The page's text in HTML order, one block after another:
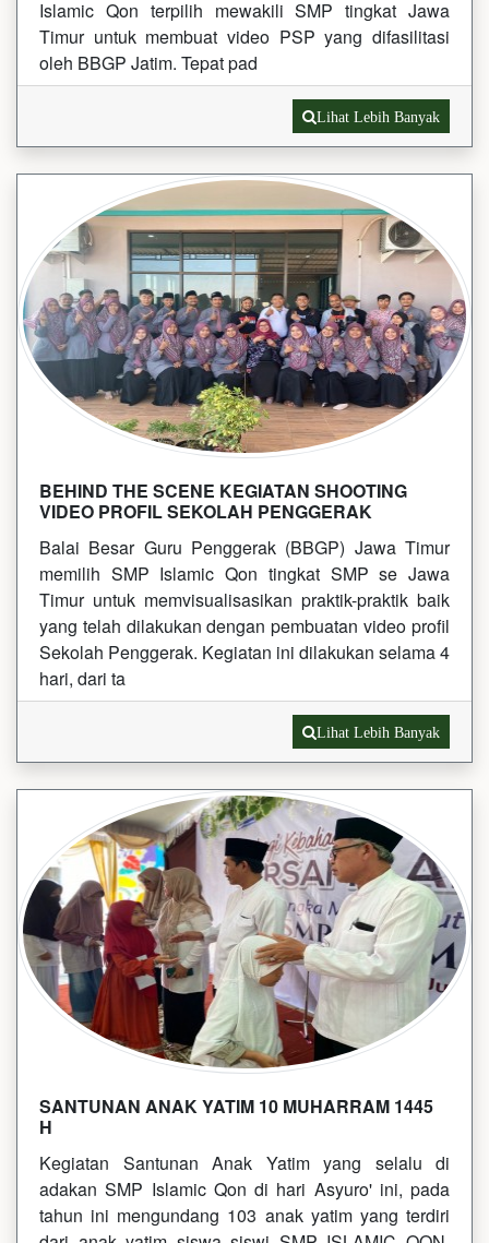
Islamic Qon terpilih mewakili SMP tingkat Jawa
Timur untuk membuat video PSP yang difasilitasi
oleh BBGP Jatim. Tepat pad
Lihat Lebih Banyak
BEHIND THE SCENE KEGIATAN SHOOTING
VIDEO PROFIL SEKOLAH PENGGERAK
Balai Besar Guru Penggerak (BBGP) Jawa Timur
memilih SMP Islamic Qon tingkat SMP se Jawa
Timur untuk memvisualisasikan praktik-praktik baik
yang telah dilakukan dengan pembuatan video profil
Sekolah Penggerak. Kegiatan ini dilakukan selama 4
hari, dari ta
Lihat Lebih Banyak
SANTUNAN ANAK YATIM 10 MUHARRAM 1445
H
Kegiatan Santunan Anak Yatim yang selalu di
adakan SMP Islamic Qon di hari Asyuro' ini, pada
tahun ini mengundang 103 anak yatim yang terdiri